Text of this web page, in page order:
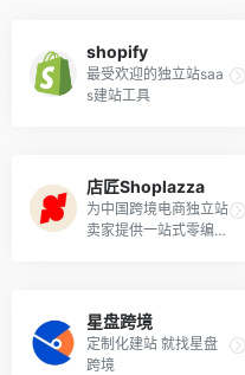
shopify
最受欢迎的独立站saa
s建站工具
店匠Shoplazza
为中国跨境电商独立站
卖家提供一站式零编程
星盘跨境
定制化建站 就找星盘
跨境